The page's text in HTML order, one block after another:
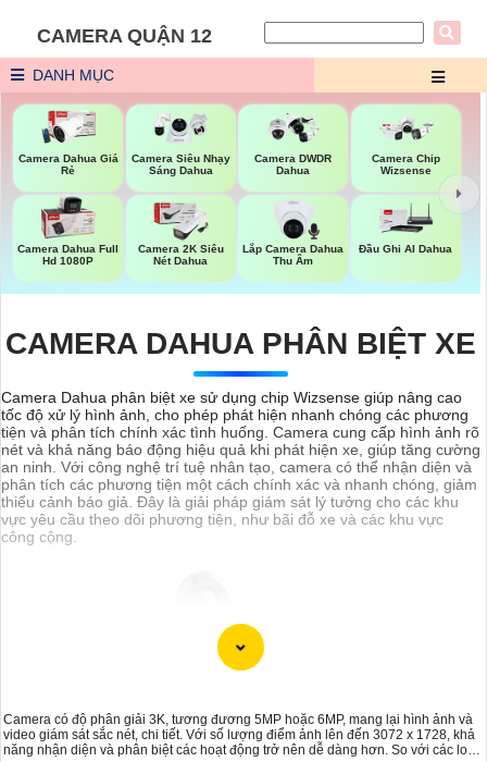
CAMERA QUẬN 12
DANH MỤC
Camera Dahua Giá
Rẻ
Camera Siêu Nhạy
Sáng Dahua
Camera DWDR
Dahua
Camera Chip
Wizsense
Camera Dahua Full
Hd 1080P
Camera 2K Siêu
Nét Dahua
Lắp Camera Dahua
Thu Âm
Đầu Ghi AI Dahua
CAMERA DAHUA PHÂN BIỆT XE
Camera Dahua phân biệt xe sử dụng chip Wizsense giúp nâng cao
tốc độ xử lý hình ảnh, cho phép phát hiện nhanh chóng các phương
tiện và phân tích chính xác tình huống. Camera cung cấp hình ảnh rõ
nét và khả năng báo động hiệu quả khi phát hiện xe, giúp tăng cường
an ninh. Với công nghệ trí tuệ nhân tạo, camera có thể nhận diện và
phân tích các phương tiện một cách chính xác và nhanh chóng, giảm
thiểu cảnh báo giả. Đây là giải pháp giám sát lý tưởng cho các khu
vực yêu cầu theo dõi phương tiện, như bãi đỗ xe và các khu vực
công cộng.
Camera có độ phân giải 3K, tương đương 5MP hoặc 6MP, mang lại hình ảnh và
video giám sát sắc nét, chi tiết. Với số lượng điểm ảnh lên đến 3072 x 1728, khả
năng nhận diện và phân biệt các hoạt động trở nên dễ dàng hơn. So với các loại